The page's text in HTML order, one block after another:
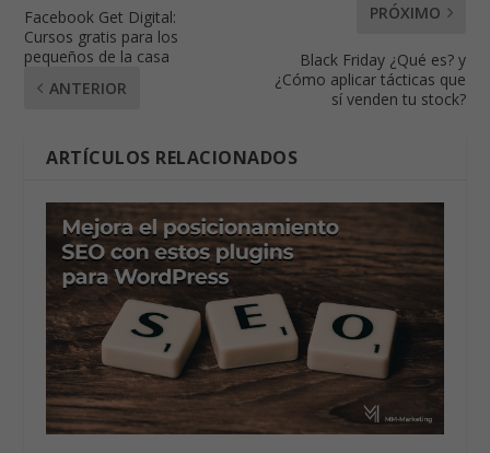
Facebook Get Digital:
Cursos gratis para los
pequeños de la casa
ANTERIOR
PRÓXIMO
Black Friday ¿Qué es? y
¿Cómo aplicar tácticas que
sí venden tu stock?
ARTÍCULOS RELACIONADOS